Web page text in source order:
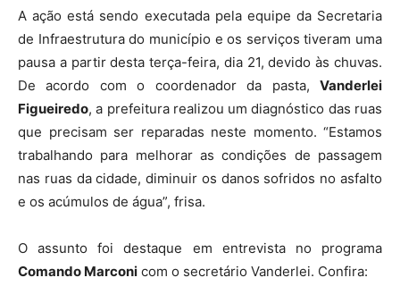
A ação está sendo executada pela equipe da Secretaria
de Infraestrutura do município e os serviços tiveram uma
pausa a partir desta terça-feira, dia 21, devido às chuvas.
De acordo com o coordenador da pasta, Vanderlei
Figueiredo, a prefeitura realizou um diagnóstico das ruas
que precisam ser reparadas neste momento. “Estamos
trabalhando para melhorar as condições de passagem
nas ruas da cidade, diminuir os danos sofridos no asfalto
e os acúmulos de água”, frisa.
O assunto foi destaque em entrevista no programa
Comando Marconi com o secretário Vanderlei. Confira: